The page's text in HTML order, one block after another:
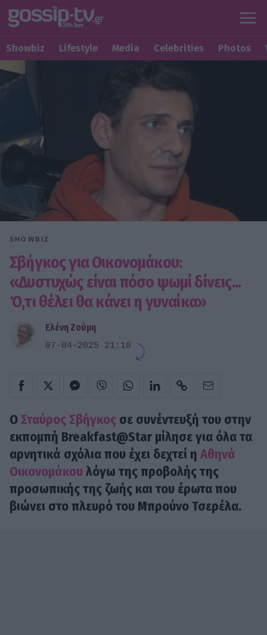
Showbiz Lifestyle Media Celebrities Photos
SHOWBIZ
Σβήγκος για Οικονομάκου:
«Δυστυχώς είναι πόσο ψωμί δίνεις...
Ό,τι θέλει θα κάνει η γυναίκα»
Ελένη Ζούμη
07-04-2025 21:10
Ο Σταύρος Σβήγκος σε συνέντευξή του στην
εκπομπή Breakfast@Star μίλησε για όλα τα
αρνητικά σχόλια που έχει δεχτεί η Αθηνά
Οικονομάκου λόγω της προβολής της
προσωπικής της ζωής και του έρωτα που
βιώνει στο πλευρό του Μπρούνο Τσερέλα.